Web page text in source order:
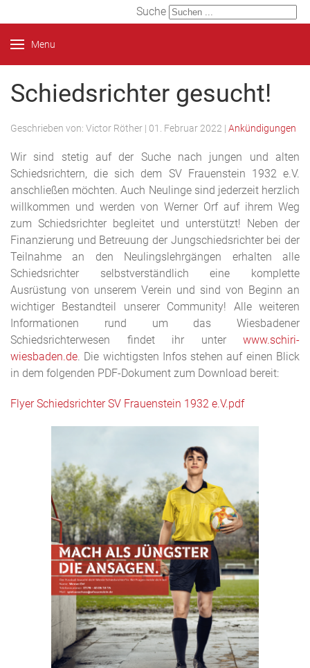
Suche
Menu
Schiedsrichter gesucht!
Geschrieben von: Victor Röther | 01. Februar 2022 | Ankündigungen
Wir sind stetig auf der Suche nach jungen und alten
Schiedsrichtern, die sich dem SV Frauenstein 1932 e.V.
anschließen möchten. Auch Neulinge sind jederzeit herzlich
willkommen und werden von Werner Orf auf ihrem Weg
zum Schiedsrichter begleitet und unterstützt! Neben der
Finanzierung und Betreuung der Jungschiedsrichter bei der
Teilnahme an den Neulingslehrgängen erhalten alle
Schiedsrichter selbstverständlich eine komplette
Ausrüstung von unserem Verein und sind von Beginn an
wichtiger Bestandteil unserer Community! Alle weiteren
Informationen rund um das Wiesbadener
Schiedsrichterwesen findet ihr unter www.schiri-
wiesbaden.de. Die wichtigsten Infos stehen auf einen Blick
in dem folgenden PDF-Dokument zum Download bereit:
Flyer Schiedsrichter SV Frauenstein 1932 e.V.pdf